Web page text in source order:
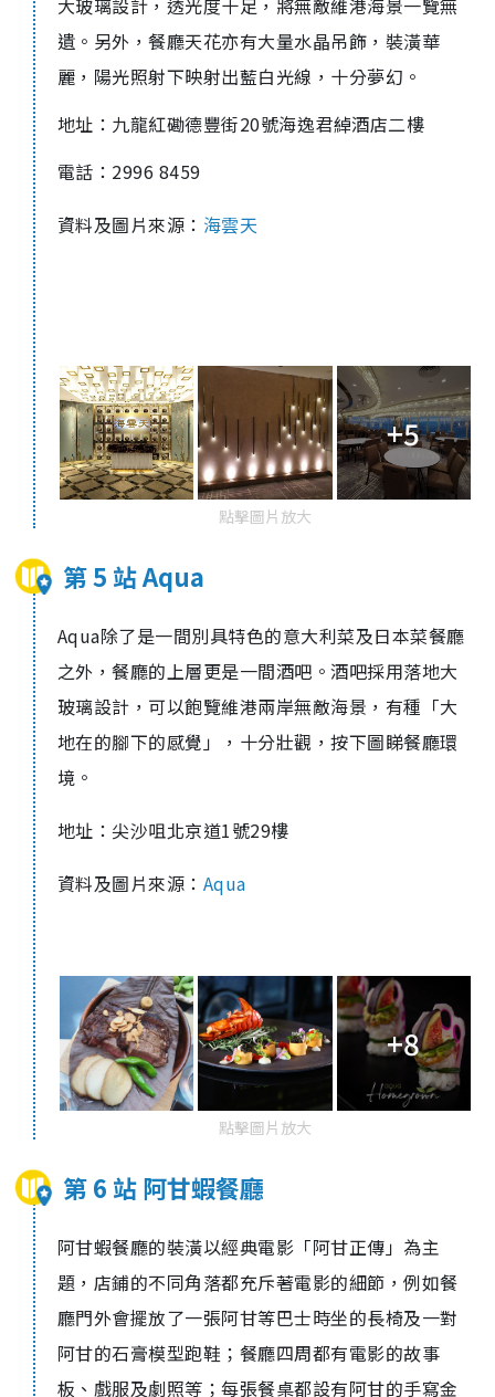
大玻璃設計，透光度十足，將無敵維港海景一覽無
遺。另外，餐廳天花亦有大量水晶吊飾，裝潢華
麗，陽光照射下映射出藍白光線，十分夢幻。
地址： 九龍紅磡德豐街20號海逸君綽酒店二樓
電話：2996 8459
資料及圖片來源： 海雲天
+5
點擊圖片放大
第 5 站 Aqua
Aqua除了是一間別具特色的意大利菜及日本菜餐廳
之外，餐廳的上層更是一間酒吧。酒吧採用落地大
玻璃設計，可以飽覽維港兩岸無敵海景，有種「大
地在的腳下的感覺」，十分壯觀，按下圖睇餐廳環
境。
地址：尖沙咀北京道1號29樓
資料及圖片來源： Aqua
+8
點擊圖片放大
第 6 站 阿甘蝦餐廳
阿甘蝦餐廳的裝潢以經典電影「阿甘正傳」為主
題，店鋪的不同角落都充斥著電影的細節，例如餐
廳門外會擺放了一張阿甘等巴士時坐的長椅及一對
阿甘的石膏模型跑鞋；餐廳四周都有電影的故事
板、戲服及劇照等；每張餐桌都設有阿甘的手寫金